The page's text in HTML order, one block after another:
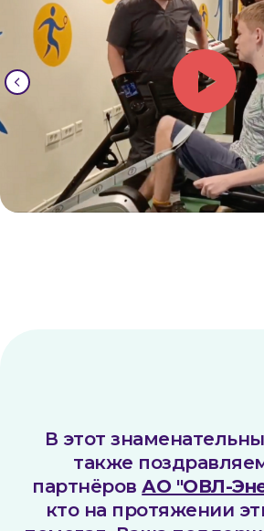
В этот
также
партнёровАО "ОВЛ-
кто на протяжении